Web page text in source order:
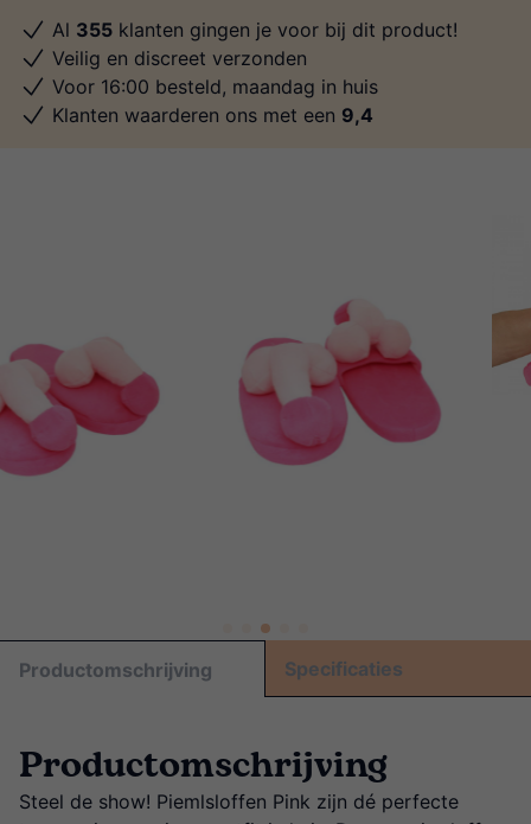
Al 355 klanten gingen je voor bij dit product!
Veilig en discreet verzonden
Voor 16:00 besteld, maandag in huis
Klanten waarderen ons met een 9,4
Productomschrijving Specificaties
Productomschrijving
Steel de show! Piemlsloffen Pink zijn dé perfecte